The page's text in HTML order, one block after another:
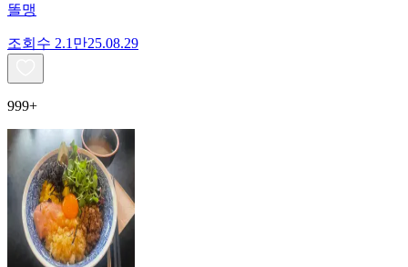
똘맹
조회수 2.1만25.08.29
999+